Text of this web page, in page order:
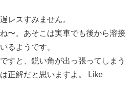
レスすみません。
〜。あそこは実車でも後から溶接
るようです。
すと、鋭い角が出っ張ってしまう
正解だと思いますよ。 Like